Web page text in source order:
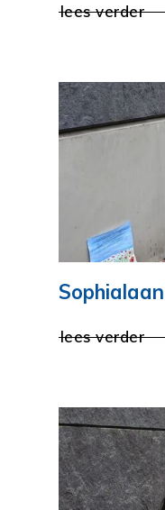
lees verder
lees verder